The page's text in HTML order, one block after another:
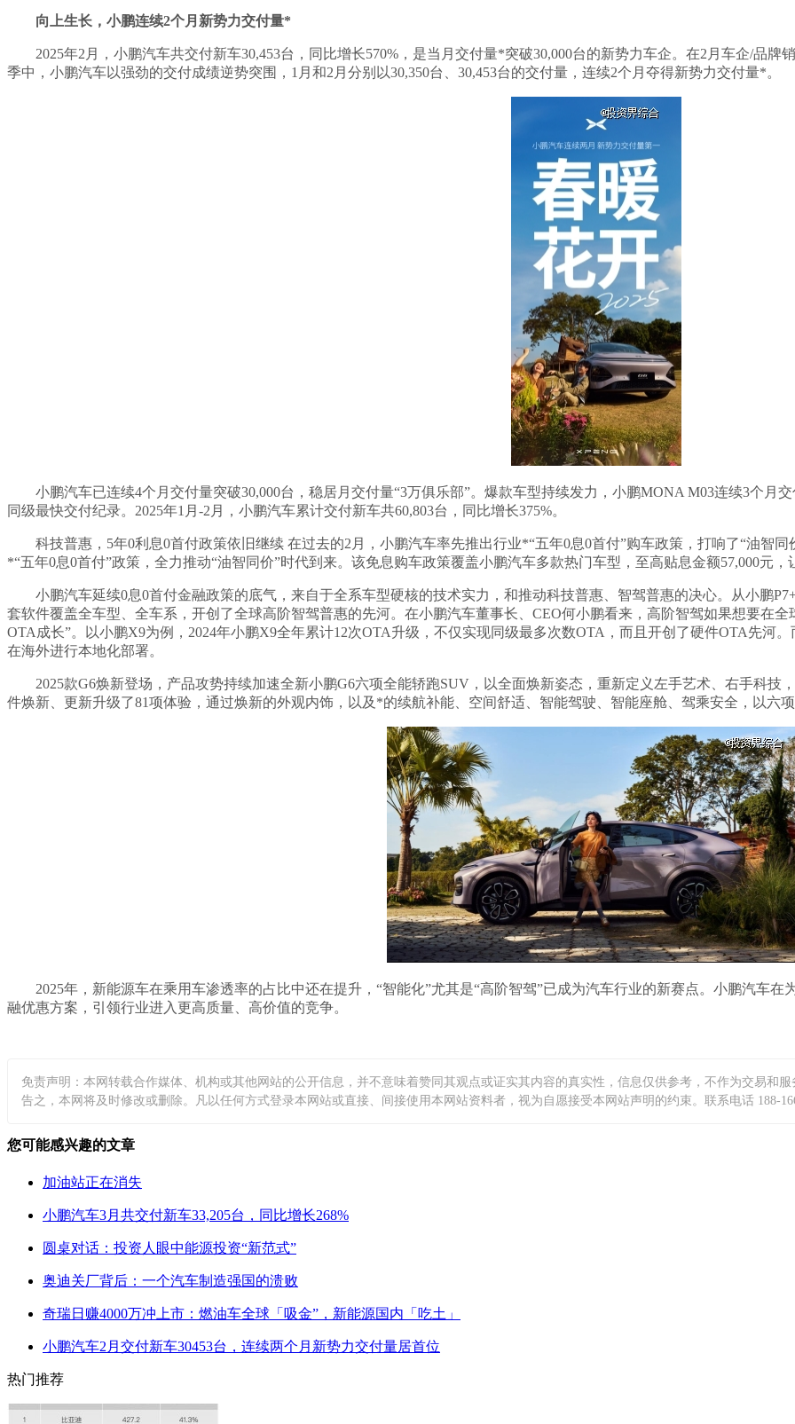
向上生长，小鹏连续2个月新势力交付量*
2025年2月，小鹏汽车共交付新车30,453台，同比增长570%，是当月交付量*突破30,000台的新势力车企。在2月车企/品
季中，小鹏汽车以强劲的交付成绩逆势突围，1月和2月分别以30,350台、30,453台的交付量，连续2个月夺得新势力交付量*。
小鹏汽车已连续4个月交付量突破30,000台，稳居月交付量“3万俱乐部”。爆款车型持续发力，小鹏MONA M03连续3个月
同级最快交付纪录。2025年1月-2月，小鹏汽车累计交付新车共60,803台，同比增长375%。
科技普惠，5年0利息0首付政策依旧继续 在过去的2月，小鹏汽车率先推出行业*“五年0息0首付”购车政策，打响了“油智
*“五年0息0首付”政策，全力推动“油智同价”时代到来。该免息购车政策覆盖小鹏汽车多款热门车型，至高贴息金额57,000元
小鹏汽车延续0息0首付金融政策的底气，来自于全系车型硬核的技术实力，和推动科技普惠、智驾普惠的决心。从小鹏
套软件覆盖全车型、全车系，开创了全球高阶智驾普惠的先河。在小鹏汽车董事长、CEO何小鹏看来，高阶智驾如果想要在
OTA成长”。以小鹏X9为例，2024年小鹏X9全年累计12次OTA升级，不仅实现同级最多次数OTA，而且开创了硬件OTA先河
在海外进行本地化部署。
2025款G6焕新登场，产品攻势持续加速全新小鹏G6六项全能轿跑SUV，以全面焕新姿态，重新定义左手艺术、右手科技
件焕新、更新升级了81项体验，通过焕新的外观内饰，以及*的续航补能、空间舒适、智能驾驶、智能座舱、驾乘安全，以六
2025年，新能源车在乘用车渗透率的占比中还在提升，“智能化”尤其是“高阶智驾”已成为汽车行业的新赛点。小鹏汽车
融优惠方案，引领行业进入更高质量、高价值的竞争。
免责声明：本网转载合作媒体、机构或其他网站的公开信息，并不意味着赞同其观点或证实其内容的真实性，信息仅供参考，不作为交易和
告之，本网将及时修改或删除。凡以任何方式登录本网站或直接、间接使用本网站资料者，视为自愿接受本网站声明的约束。联系电话 188-
您可能感兴趣的文章
加油站正在消失
小鹏汽车3月共交付新车33,205台，同比增长268%
圆桌对话：投资人眼中能源投资“新范式”
奥迪关厂背后：一个汽车制造强国的溃败
奇瑞日赚4000万冲上市：燃油车全球「吸金”，新能源国内「吃土」
小鹏汽车2月交付新车30453台，连续两个月新势力交付量居首位
热门推荐